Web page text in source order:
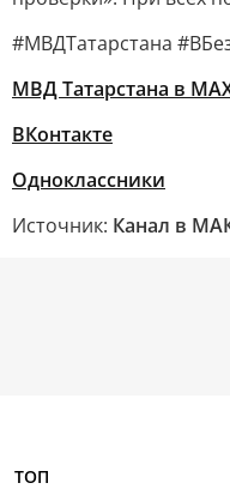
#МВДТатарстана
МВД Татарстана в
ВКонтакте
Одноклассники
Источник: Канал в
ТОП